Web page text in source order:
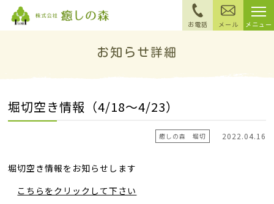
お知らせ詳細
堀切空き情報（4/18～4/23）
癒しの森 堀切 2022.04.16
堀切空き情報をお知らせします
こちらをクリックして下さい